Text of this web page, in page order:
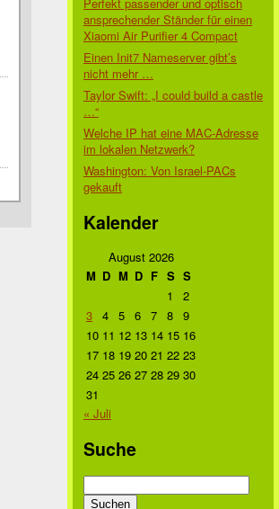
ansprechender Ständer für einen
Xiaomi Air Purifier 4 Compact
Einen Init7 Nameserver gibt’s
nicht mehr …
Taylor Swift: „I could build a castle
…“
Welche IP hat eine MAC-Adresse
im lokalen Netzwerk?
Washington: Von Israel-PACs
gekauft
Kalender
August 2026
M D M D F S S
1
2
3 4 5 6 7 8 9
10 11 12 13 14 15 16
17 18 19 20 21 22 23
24 25 26 27 28 29 30
31
« Juli
Suche
nach: